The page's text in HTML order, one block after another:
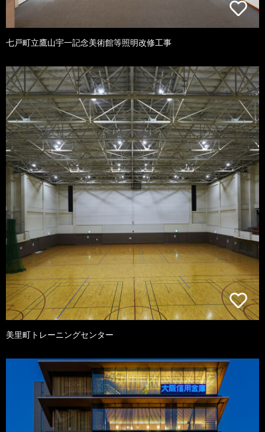
七戸町立鷹山宇一記念美術館等照明改修工事
美里町トレーニングセンター